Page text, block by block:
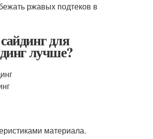
ржавых подтеков в
для
лучше?
материала.